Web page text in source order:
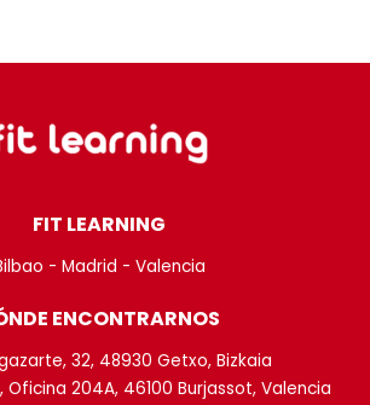
FIT LEARNING
- Madrid - Valencia
ENCONTRARNOS
32, 48930 Getxo, Bizkaia
Oficina 204A, 46100 Burjassot, Valencia